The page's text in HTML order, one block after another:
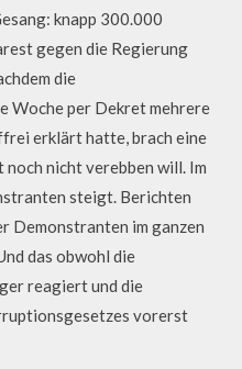
knapp 300.000
gegen die Regierung
die
Woche per Dekret mehrere
erklärt hatte, brach eine
nicht verebben will. Im
steigt. Berichten
Demonstranten im ganzen
das obwohl die
reagiert und die
vorerst